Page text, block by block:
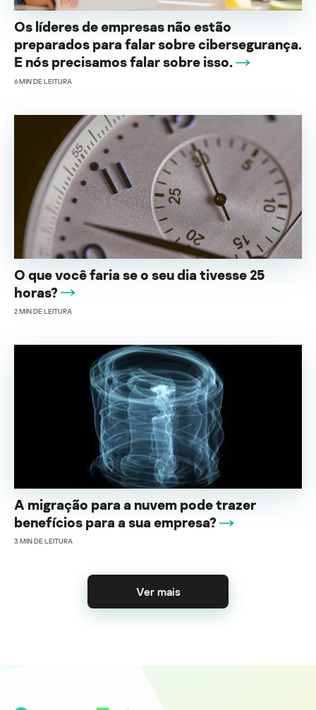
Os líderes de empresas não estão
preparados para falar sobre cibersegurança.
E nós precisamos falar sobre isso.
6MIN DE LEITURA
O que você faria se o seu dia tivesse 25
horas?
2MIN DE LEITURA
A migração para a nuvem pode trazer
benefícios para a sua empresa?
3MIN DE LEITURA
Ver mais